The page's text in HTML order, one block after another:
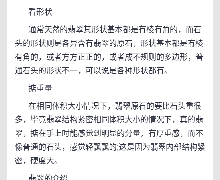
看形状
通常天然的翡翠其形状基本都是有棱有角的，而石
头的形状则是各异含有翡翠的原石，形状基本都是有棱
有角的，或者方方正正的，或者成不规则的多边形，普
通石头的形状不一，可以说是各种形状都有。
掂重量
在相同体积大小情况下，翡翠原石的要比石头重很
多，毕竟翡翠结构紧密相同体积大小的情况下，真的翡
翠，掂在手上时能感觉到明显的分量，有厚重感，而不
像普通的石头，感觉轻飘飘的;这是因为翡翠内部结构紧
密，硬度大。
翡翠的介绍